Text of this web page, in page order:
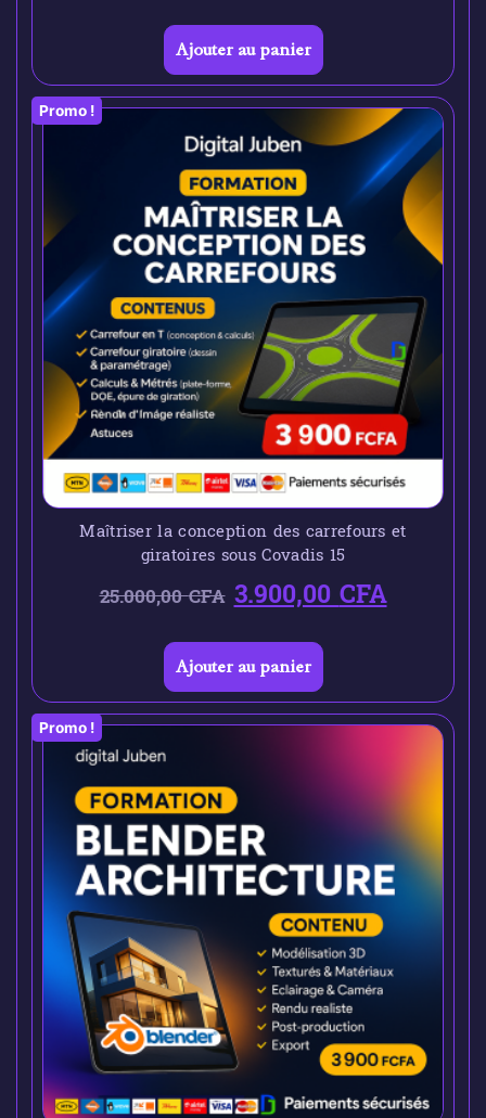
Ajouter au panier
Promo !
Maîtriser la conception des carrefours et
giratoires sous Covadis 15
25.000,00CFA 3.900,00CFA
Ajouter au panier
Promo !